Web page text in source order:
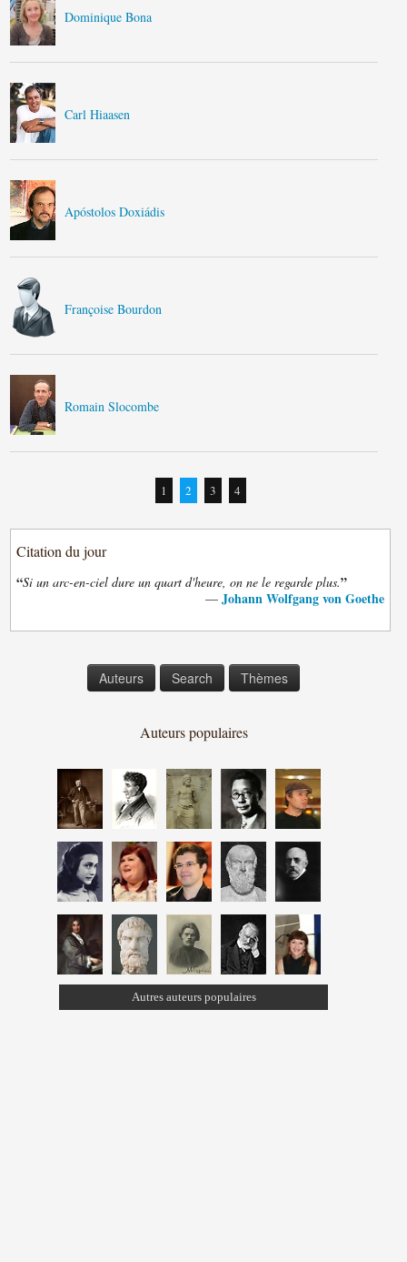
Dominique Bona
Carl Hiaasen
Apóstolos Doxiádis
Françoise Bourdon
Romain Slocombe
1 2 3 4
Citation du jour
“Si un arc-en-ciel dure un quart d'heure, on ne le regarde plus.”
— Johann Wolfgang von Goethe
Auteurs Search Thèmes
Auteurs populaires
Autres auteurs populaires